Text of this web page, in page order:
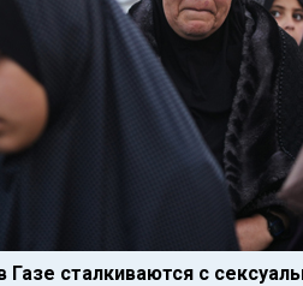
сталкиваются с